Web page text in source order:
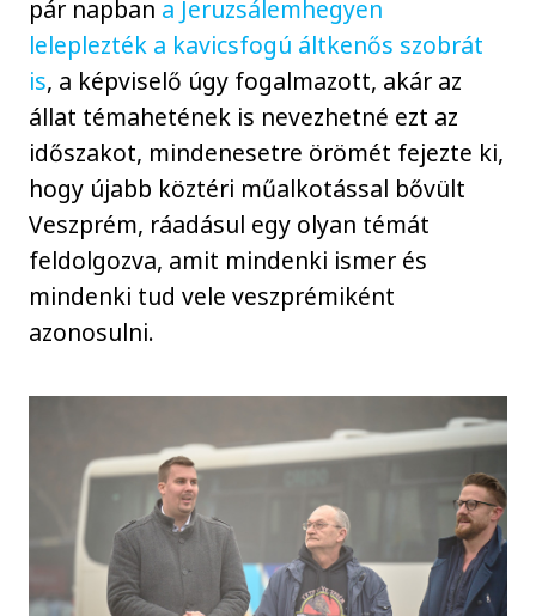
pár napban a Jeruzsálemhegyen
leleplezték a kavicsfogú áltkenős szobrát
is, a képviselő úgy fogalmazott, akár az
állat témahetének is nevezhetné ezt az
időszakot, mindenesetre örömét fejezte ki,
hogy újabb köztéri műalkotással bővült
Veszprém, ráadásul egy olyan témát
feldolgozva, amit mindenki ismer és
mindenki tud vele veszprémiként
azonosulni.